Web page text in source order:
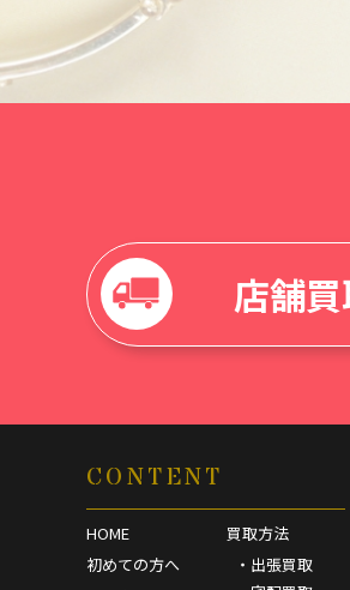
店舗
CONTENT
HOME
初めての方へ
買取方法
・出張買取